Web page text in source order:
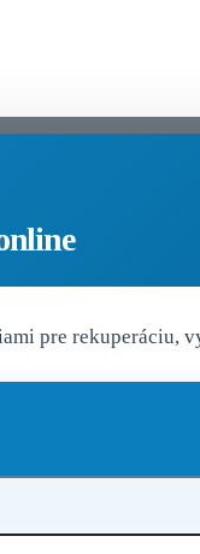
pre rekuperáciu,